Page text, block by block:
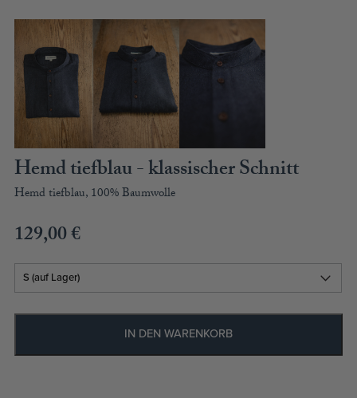
PULLOVER
HOSEN
FRAUEN
PARKA
PULLOVER
ACCESSOIRES
MÜTZEN
GUTSCHEIN
STAMMHAUS
KOOPERATIONEN
HÄNDLER
Hemd tiefblau - klassischer Schnitt
129,00€
Hemd tiefblau, 100% Baumwolle
IN DEN WARENKORB